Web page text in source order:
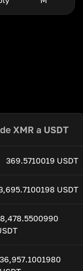
XMR a USDT
369.5710019 USDT
USDT
36,957.1001980